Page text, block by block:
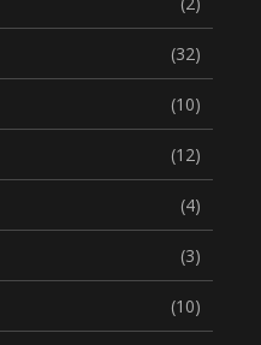
(32)
(10)
(12)
(4)
(3)
(10)